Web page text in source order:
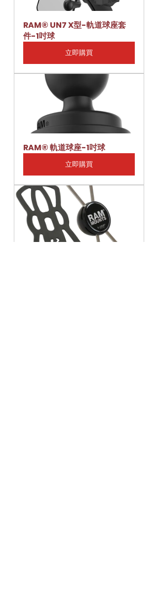
RAM® UN7 X型-軌道球座套
件-1吋球
立即購買
RAM® 軌道球座-1吋球
立即購買